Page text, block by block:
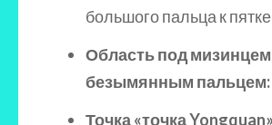
большого пальца к
Область под мизинцем
безымянным пальцем:
Точка «точка